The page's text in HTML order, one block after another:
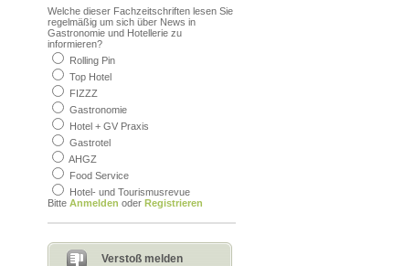
Welche dieser Fachzeitschriften lesen Sie
regelmäßig um sich über News in
Gastronomie und Hotellerie zu
informieren?
Rolling Pin
Top Hotel
FIZZZ
Gastronomie
Hotel + GV Praxis
Gastrotel
AHGZ
Food Service
Hotel- und Tourismusrevue
Bitte Anmelden oder Registrieren
Verstoß melden
Bedenklicher Inhalt?
beleidigend, unangebracht
Sagen Sie uns, warum Sie denken,
gehört.